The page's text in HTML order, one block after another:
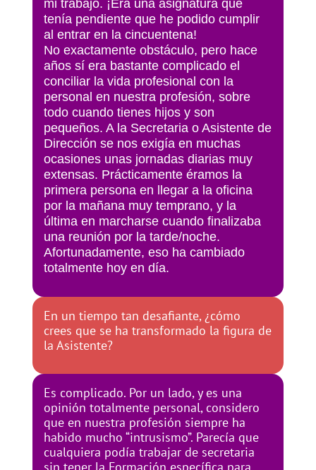
mi trabajo. ¡Era una asignatura que
tenía pendiente que he podido cumplir
al entrar en la cincuentena!
No exactamente obstáculo, pero hace
años sí era bastante complicado el
conciliar la vida profesional con la
personal en nuestra profesión, sobre
todo cuando tienes hijos y son
pequeños. A la Secretaria o Asistente de
Dirección se nos exigía en muchas
ocasiones unas jornadas diarias muy
extensas. Prácticamente éramos la
primera persona en llegar a la oficina
por la mañana muy temprano, y la
última en marcharse cuando finalizaba
una reunión por la tarde/noche.
Afortunadamente, eso ha cambiado
totalmente hoy en día.
En un tiempo tan desafiante, ¿cómo
crees que se ha transformado la figura de
la Asistente?
Es complicado. Por un lado, y es una
opinión totalmente personal, considero
que en nuestra profesión siempre ha
habido mucho “intrusismo”. Parecía que
cualquiera podía trabajar de secretaria